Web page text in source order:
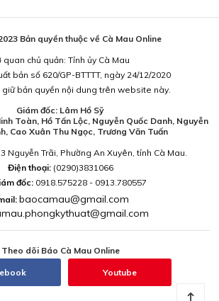
Bản quyền thuộc về Cà Mau Online
quan chủ quản: Tỉnh ủy Cà Mau
bản số 620/GP-BTTTT, ngày 24/12/2020
giữ bản quyền nội dung trên website này.
Giám đốc: Lâm Hồ Sỹ
Toàn, Hồ Tấn Lộc, Nguyễn Quốc Danh, Nguyễn
Cao Xuân Thu Ngọc, Trương Văn Tuấn
Nguyễn Trãi, Phường An Xuyên, tỉnh Cà Mau.
Điện thoại: (0290)3831066
đốc: 0918.575228 - 0913.780557
baocamau@gmail.com
Theo dõi Báo Cà Mau Online
Youtube